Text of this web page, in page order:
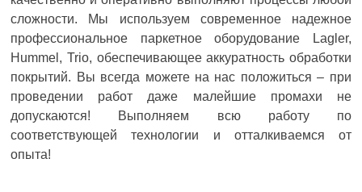
сложности. Мы используем современное надежное
профессиональное паркетное оборудование Lagler,
Hummel, Trio, обеспечивающее аккуратность обработки
покрытий. Вы всегда можете на нас положиться – при
проведении работ даже малейшие промахи не
допускаются! Выполняем всю работу по
соответствующей технологии и отталкиваемся от
опыта!